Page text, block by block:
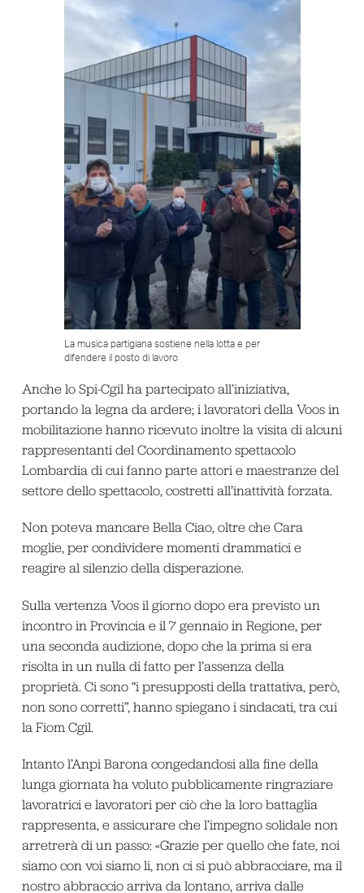
La musica partigiana sostiene nella lotta e per
difendere il posto di lavoro
Anche lo Spi-Cgil ha partecipato all’iniziativa,
portando la legna da ardere; i lavoratori della Voos in
mobilitazione hanno ricevuto inoltre la visita di alcuni
rappresentanti del Coordinamento spettacolo
Lombardia di cui fanno parte attori e maestranze del
settore dello spettacolo, costretti all’inattività forzata.
Non poteva mancare Bella Ciao, oltre che Cara
moglie, per condividere momenti drammatici e
reagire al silenzio della disperazione.
Sulla vertenza Voos il giorno dopo era previsto un
incontro in Provincia e il 7 gennaio in Regione, per
una seconda audizione, dopo che la prima si era
risolta in un nulla di fatto per l’assenza della
proprietà. Ci sono “i presupposti della trattativa, però,
non sono corretti”, hanno spiegano i sindacati, tra cui
la Fiom Cgil.
Intanto l’Anpi Barona congedandosi alla fine della
lunga giornata ha voluto pubblicamente ringraziare
lavoratrici e lavoratori per ciò che la loro battaglia
rappresenta, e assicurare che l’impegno solidale non
arretrerà di un passo: «Grazie per quello che fate, noi
siamo con voi siamo li, non ci si può abbracciare, ma il
nostro abbraccio arriva da lontano, arriva dalle